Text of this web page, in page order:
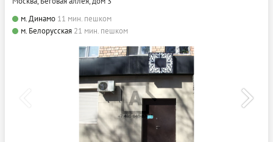
м. Динамо 11 мин. пешком
м. Белорусская 21 мин. пешком